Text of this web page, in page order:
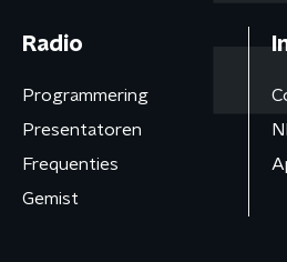
Radio
Programmering
Presentatoren
Frequenties
Gemist